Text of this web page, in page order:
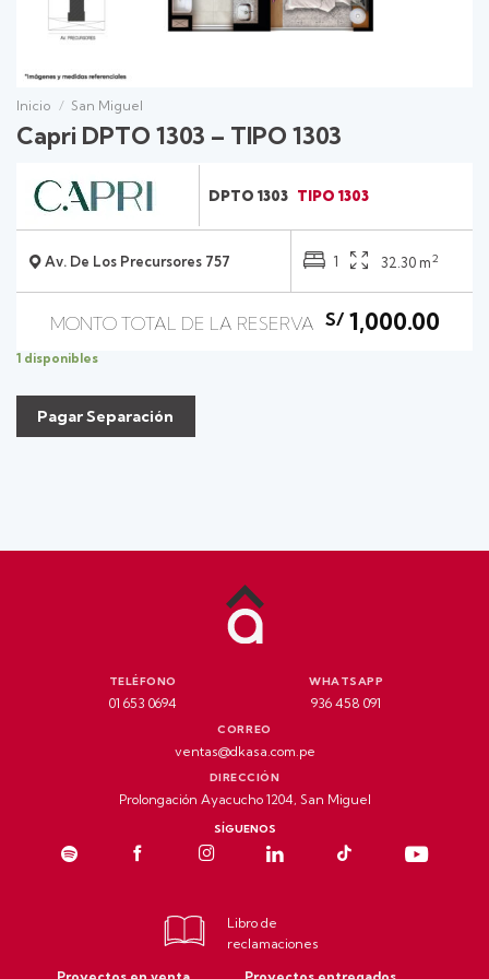
Inicio / San Miguel
Capri DPTO 1303 – TIPO 1303
DPTO 1303 TIPO 1303
Av. De Los Precursores 757 1 32.30 m2
S/1,000.00
1 disponibles
Pagar Separación
TELÉFONO
01 653 0694
WHATSAPP
936 458 091
CORREO
ventas@dkasa.com.pe
DIRECCIÓN
Prolongación Ayacucho 1204, San Miguel
SÍGUENOS
Libro de
reclamaciones